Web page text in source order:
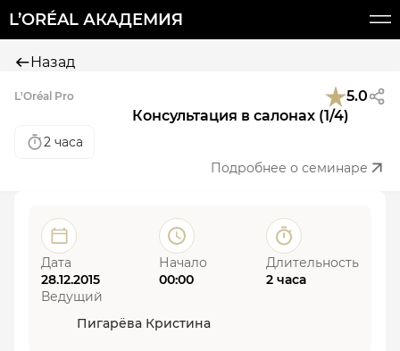
L’ORÉAL АКАДЕМИЯ
Назад
L'Oréal Pro
5.0
Консультация в салонах (1/4)
2 часа
Подробнее о семинаре
Дата
28.12.2015
Начало
00:00
Длительность
2 часа
Ведущий
Пигарёва Кристина